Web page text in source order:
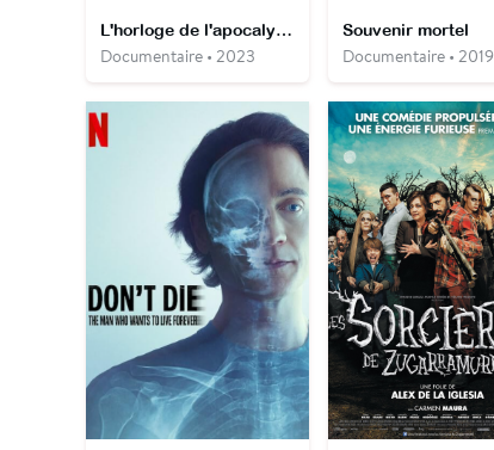
L'horloge de l'apocalypse, quelques secondes pour sauver le monde
Documentaire • 2023
Souvenir mortel
Documentaire • 2019